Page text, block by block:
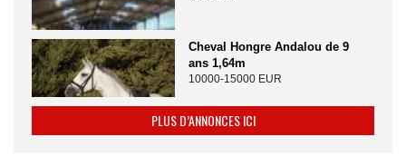
Cheval Hongre Andalou de 9
ans 1,64m
10000-15000 EUR
PLUS D’ANNONCES ICI